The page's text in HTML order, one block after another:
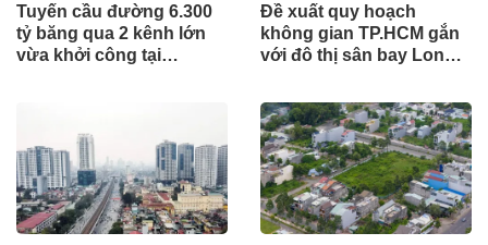
Tuyến cầu đường 6.300
tỷ băng qua 2 kênh lớn
vừa khởi công tại
Đề xuất quy hoạch
không gian TP.HCM gắn
với đô thị sân bay Long